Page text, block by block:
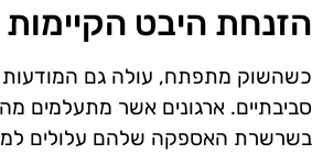
הזנחת היבט הקיימות
כשהשוק מתפתח, עולה גם המודעות
סביבתיים. ארגונים אשר מתעלמים
בשרשרת האספקה שלהם עלולים